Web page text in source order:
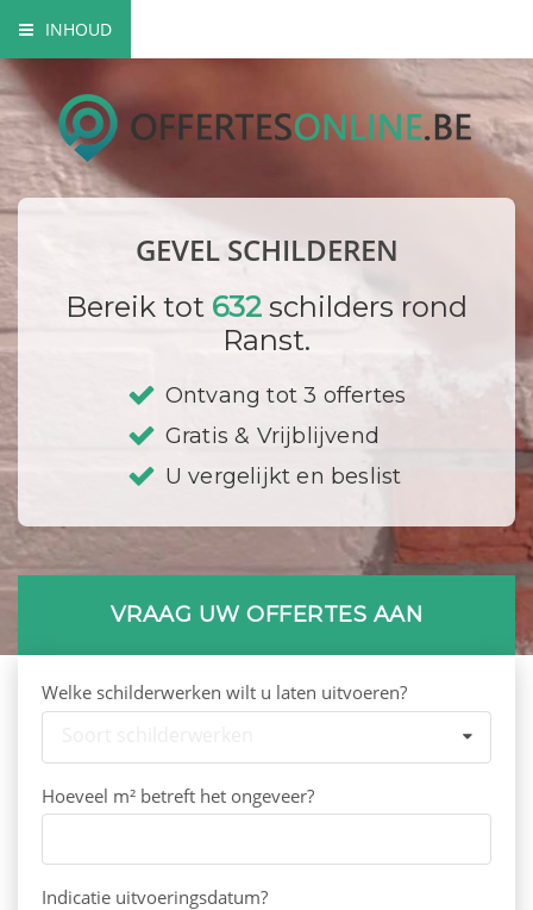
INHOUD
Mogelijke gevel schilderwerken
Verfsoorten
Hoe gaat een schilder te werk?
Bedrijf registrerenGEVEL SCHILDEREN
Bereik tot 632 schilders rond
Ranst.
Ontvang tot 3 offertes
Gratis & Vrijblijvend
U vergelijkt en beslist
VRAAG UW OFFERTES AAN
Welke schilderwerken wilt u laten uitvoeren?
Hoeveel m² betreft het ongeveer?
Indicatie uitvoeringsdatum?